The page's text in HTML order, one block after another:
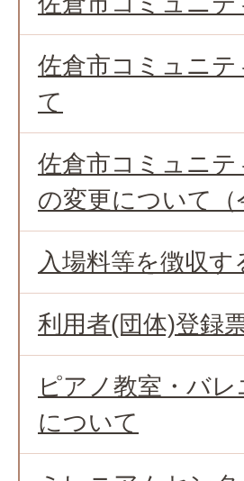
佐倉市コミュニ
て
佐倉市コミュニ
の変更について
入場料等を徴収
利用者(団体)登録
ピアノ教室・バ
について